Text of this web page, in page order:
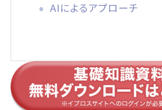
AIによるアプローチ